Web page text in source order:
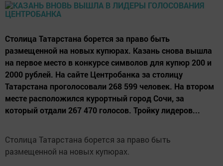
Столица Татарстана борется за право быть
размещенной на новых купюрах. Казань снова вышла
на первое место в конкурсе символов для купюр 200 и
2000 рублей. На сайте Центробанка за столицу
Татарстана проголосовали 268 599 человек. На втором
месте расположился курортный город Сочи, за
который отдали 267 470 голосов. Тройку лидеров...
Столица Татарстана борется за право быть
размещенной на новых купюрах.